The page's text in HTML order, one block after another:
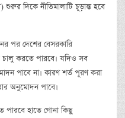
দিকে নীতিমালাটি চূড়ান্ত হবে
পর দেশের বেসরকারি
চালু করতে পারবে। যদিও সব
পাবে না। কারণ শর্ত পূরণ করা
অনুমোদন পাবে।
পারবে হাতে গোনা কিছু